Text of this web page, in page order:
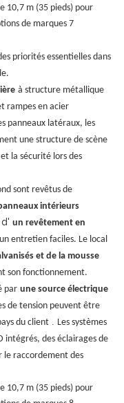
priorités essentielles dans
à structure métallique
rampes en acier
panneaux latéraux, les
une structure de scène
la sécurité lors des
sont revêtus de
intérieurs
un revêtement en
entretien faciles. Le local
et de la mousse
son fonctionnement.
par une source électrique
de tension peuvent être
du client . Les systèmes
intégrés, des éclairages de
le raccordement des